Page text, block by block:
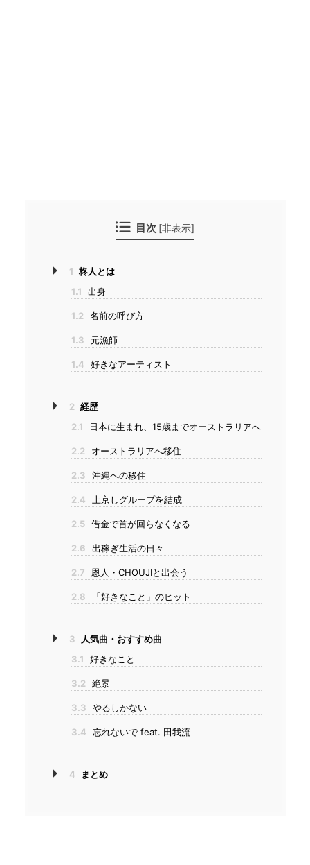
目次 [非表示]
1 柊人とは
1.1
出身
1.2 名前の呼び方
1.3 元漁師
1.4 好きなアーティスト
2 経歴
2.1
日本に生まれ、15歳までオーストラリアへ
2.2 オーストラリアへ移住
2.3 沖縄への移住
2.4 上京しグループを結成
2.5 借金で首が回らなくなる
2.6 出稼ぎ生活の日々
2.7 恩人・CHOUJIと出会う
2.8 「好きなこと」のヒット
3
人気曲・おすすめ曲
3.1
好きなこと
3.2 絶景
3.3 やるしかない
3.4 忘れないで feat. 田我流
4 まとめ